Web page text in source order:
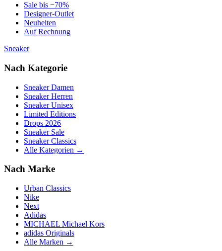
Sale bis −70%
Designer-Outlet
Neuheiten
Auf Rechnung
Sneaker
Nach Kategorie
Sneaker Damen
Sneaker Herren
Sneaker Unisex
Limited Editions
Drops 2026
Sneaker Sale
Sneaker Classics
Alle Kategorien →
Nach Marke
Urban Classics
Nike
Next
Adidas
MICHAEL Michael Kors
adidas Originals
Alle Marken →